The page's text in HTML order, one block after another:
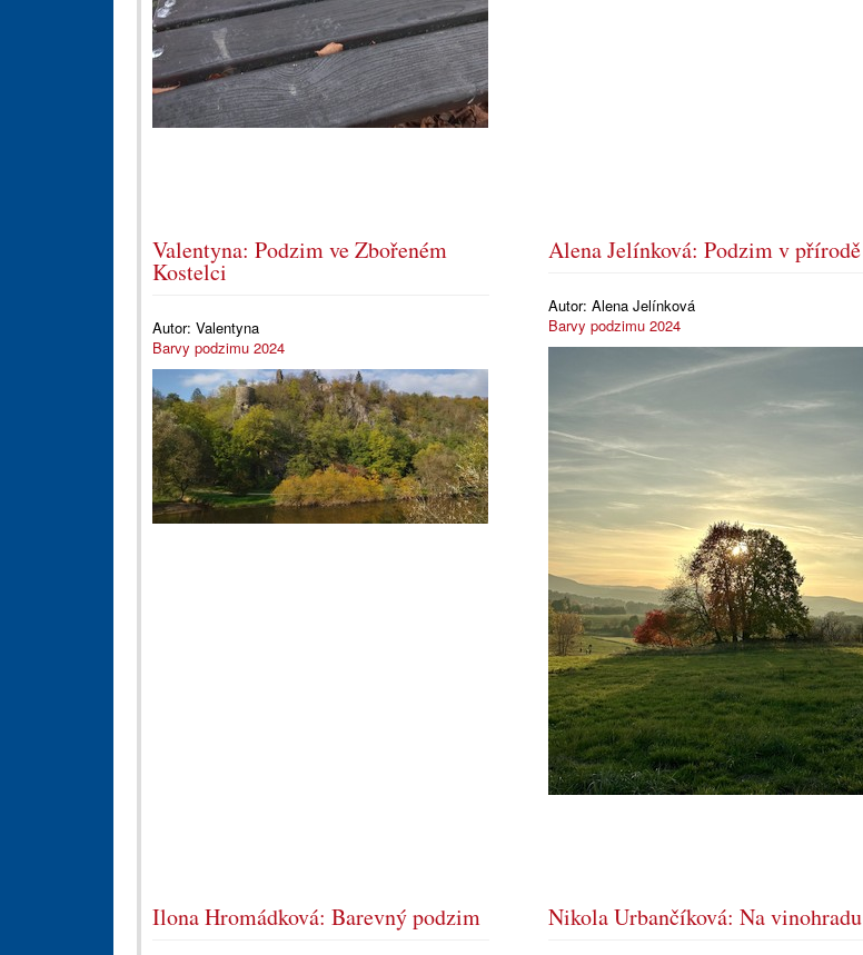
Valentyna: Podzim ve Zbořeném
Kostelci
Autor: Valentyna
Barvy podzimu 2024
Alena Jelínková: Podzim v přírodě
Autor:Alena Jelínková
Barvy podzimu 2024
Ilona Hromádková: Barevný podzim Nikola Urbančíková: Na vinohradu